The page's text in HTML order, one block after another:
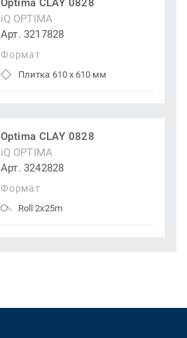
Optima CLAY 0828
iQ OPTIMA
Арт. 3217828
Формат
Плитка 610 x 610 мм
Optima CLAY 0828
iQ OPTIMA
Арт. 3242828
Формат
Roll 2x25m